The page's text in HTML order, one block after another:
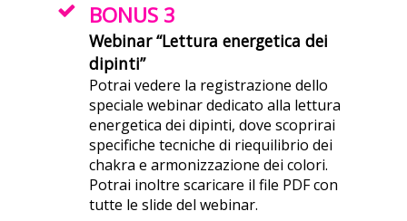
BONUS 3
Webinar “Lettura energetica dei
dipinti”
Potrai vedere la registrazione dello
speciale webinar dedicato alla lettura
energetica dei dipinti, dove scoprirai
specifiche tecniche di riequilibrio dei
chakra e armonizzazione dei colori.
Potrai inoltre scaricare il file PDF con
tutte le slide del webinar.